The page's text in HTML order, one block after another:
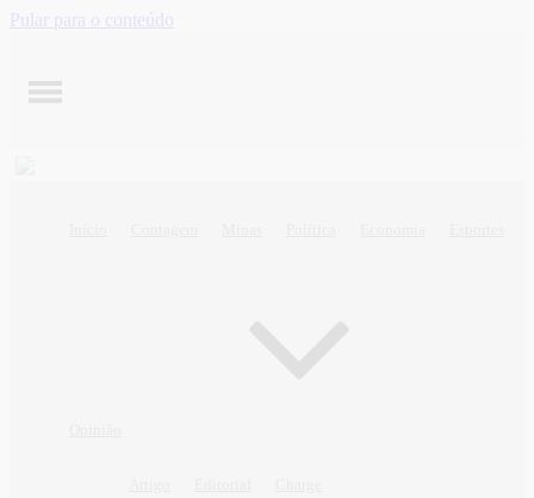
Pular para o conteúdo